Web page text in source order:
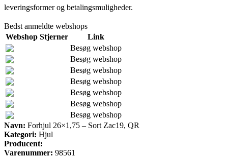
leveringsformer og betalingsmuligheder.
Bedst anmeldte webshops
Webshop Stjerner
Link
Besøg webshop
Besøg webshop
Besøg webshop
Besøg webshop
Besøg webshop
Besøg webshop
Besøg webshop
Navn: Forhjul 26×1,75 – Sort Zac19, QR
Kategori: Hjul
Producent:
Varenummer: 98561